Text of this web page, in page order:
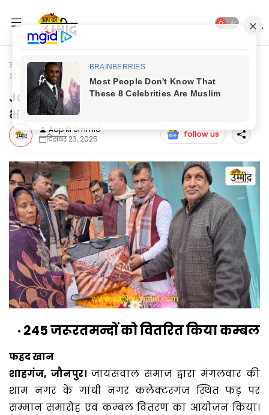
मुख्यपृष्ठ Jaunpur Today
Jaunpur News: जायसवाल समाज ने
भाजपा जिलाध्यक्ष का किया सम्मान
Jaunpur News: जायसवाल समाज ने
भाजपा जिलाध्यक्ष का किया सम्मान
Aap Ki Ummid
दिसंबर 23, 2025
follow us
245 जरूरतमन्दों को वितरित किया कम्बल
फहद खान
शाहगंज, जौनपुर। जायसवाल समाज द्वारा मंगलवार की
शाम नगर के गांधी नगर कलेक्टरगंज स्थित फड़ पर
सम्मान समारोह एवं कम्बल वितरण का आयोजन किया।